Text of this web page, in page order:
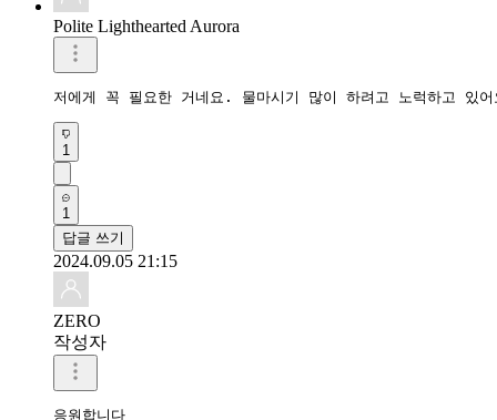
Polite Lighthearted Aurora
저에게 꼭 필요한 거네요. 물마시기 많이 하려고 노럭하고 있
1
1
답글 쓰기
2024.09.05 21:15
ZERO
작성자
응원합니다